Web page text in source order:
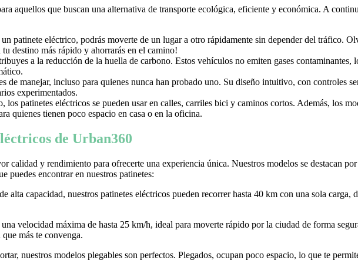
aquellos que buscan una alternativa de transporte ecológica, eficiente y económica. A
patinete eléctrico, podrás moverte de un lugar a otro rápidamente sin depender del tráfico.
destino más rápido y ahorrarás en el camino!
a la reducción de la huella de carbono. Estos vehículos no emiten gases contaminantes,
de manejar, incluso para quienes nunca han probado uno. Su diseño intuitivo, con controles
experimentados.
patinetes eléctricos se pueden usar en calles, carriles bici y caminos cortos. Además, los
quienes tienen poco espacio en casa o en la oficina.
de Urban360
calidad y rendimiento para ofrecerte una experiencia única. Nuestros modelos se destacan
puedes encontrar en nuestros patinetes:
alta capacidad, nuestros patinetes eléctricos pueden recorrer hasta 40 km con una sola
velocidad máxima de hasta 25 km/h, ideal para moverte rápido por la ciudad de forma
más te convenga.
nuestros modelos plegables son perfectos. Plegados, ocupan poco espacio, lo que te